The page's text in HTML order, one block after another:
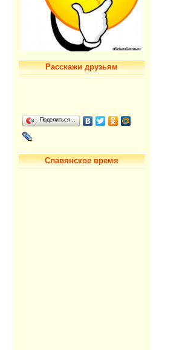
Расскажи друзьям
Поделиться…
Славянское время